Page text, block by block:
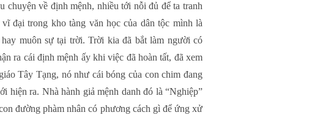
chuyện về định mệnh, nhiều tới nỗi đủ để ta tranh
đại trong kho tàng văn học của dân tộc mình là
muôn sự tại trời. Trời kia đã bắt làm người có
ra cái định mệnh ấy khi việc đã hoàn tất, đã xem
Tây Tạng, nó như cái bóng của con chim đang
hiện ra. Nhà hành giả mệnh danh đó là “Nghiệp”
đường phàm nhân có phương cách gì để ứng xử